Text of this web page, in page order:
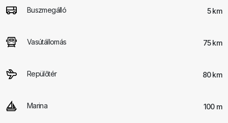
Buszmegálló 5 km
Vasútállomás 75 km
Repülőtér 80 km
Marina 100 m